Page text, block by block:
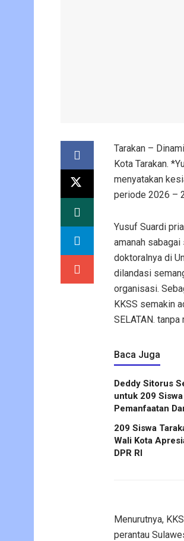
Tarakan –
Kota Tarakan.
menyatakan
periode 2026 –
Yusuf Suardi
amanah
doktoralnya di
dilandasi
organisasi.
KKSS semakin
SELATAN.
Baca Juga
Deddy Sitorus
untuk 209
Pemanfaatan
209 Siswa
Wali Kota
DPR RI
Menurutnya,
perantau